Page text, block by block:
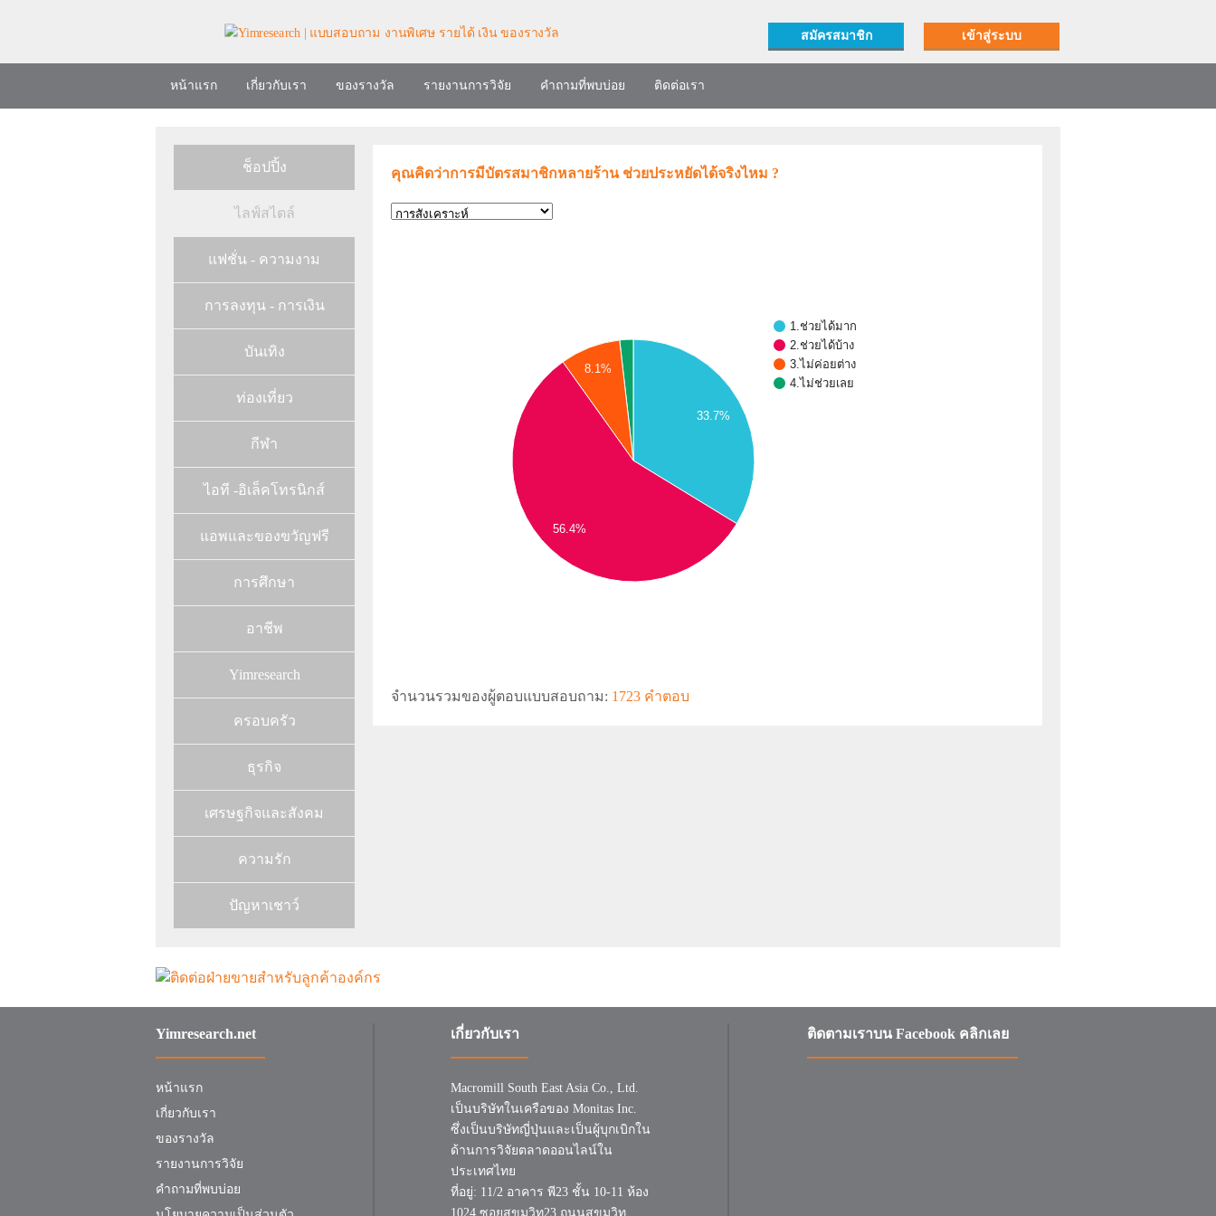
สมัครสมาชิก เข้าสู่ระบบ
หน้าแรก เกี่ยวกับเรา ของรางวัล รายงานการวิจัย คำถามที่พบบ่อย ติดต่อเรา
ช็อปปิ้ง
ไลฟ์สไตล์
แฟชั่น - ความงาม
การลงทุน - การเงิน
บันเทิง
ท่องเที่ยว
กีฬา
ไอที -อิเล็คโทรนิกส์
แอพและของขวัญฟรี
การศึกษา
อาชีพ
Yimresearch
ครอบครัว
ธุรกิจ
เศรษฐกิจและสังคม
ความรัก
ปัญหาเชาว์
คุณคิดว่าการมีบัตรสมาชิกหลายร้าน ช่วยประหยัดได้จริงไหม ?
1.ช่วยได้มาก
2.ช่วยได้บ้าง
3.ไม่ค่อยต่าง
4.ไม่ช่วยเลย
33.7%
8.1%
56.4%
จำนวนรวมของผู้ตอบแบบสอบถาม: 1723 คำตอบ
Yimresearch.net
หน้าแรก
เกี่ยวกับเรา
ของรางวัล
รายงานการวิจัย
คำถามที่พบบ่อย
เกี่ยวกับเรา
Macromill South East Asia Co., Ltd.
เป็นบริษัทในเครือของ Monitas Inc.
ซึ่งเป็นบริษัทญี่ปุ่นและเป็นผู้บุกเบิกใน
ด้านการวิจัยตลาดออนไลน์ใน
ประเทศไทย
ที่อยู่: 11/2 อาคาร พี23 ชั้น 10-11 ห้อง
1024 ซอยสุขุมวิท23 ถนนสุขุมวิท
ติดตามเราบน Facebook คลิกเลย